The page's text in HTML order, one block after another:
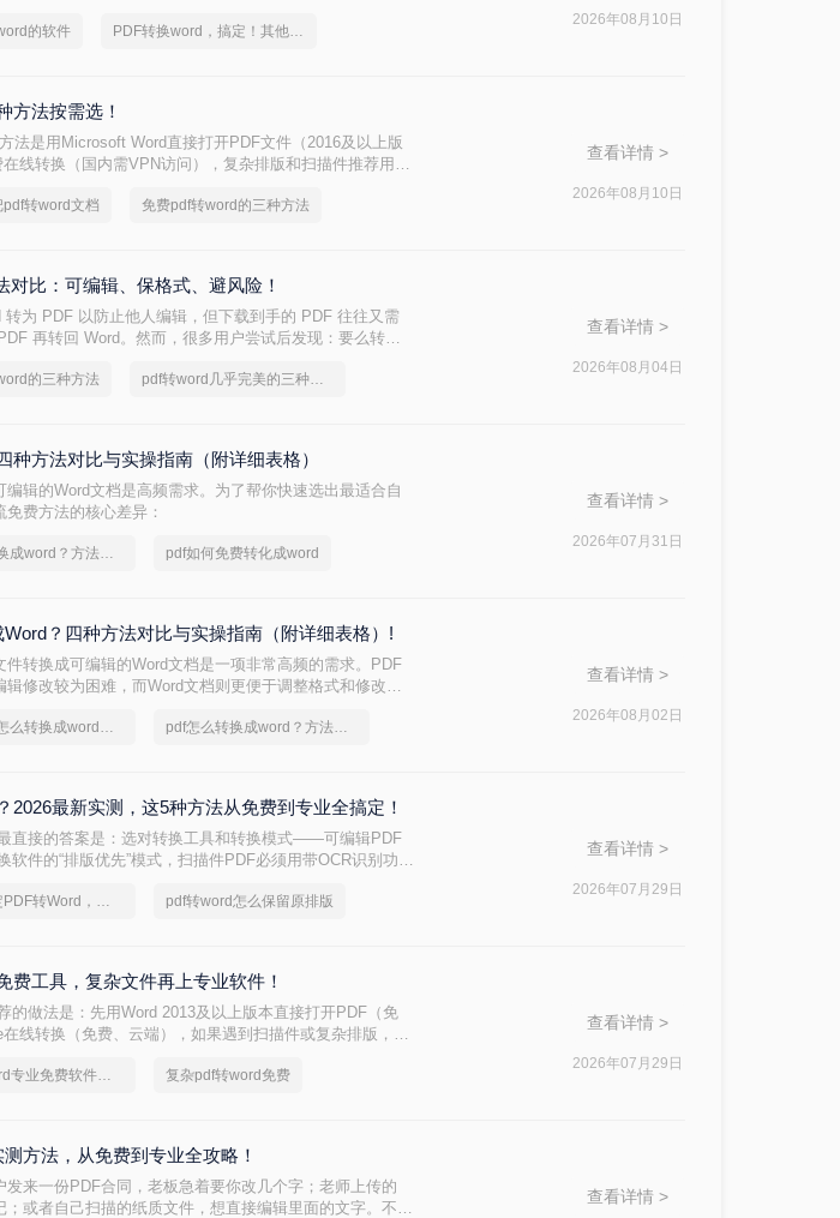
接用转转大师这类带OCR功能的专业工具更省事。下面四
的软件 PDF转换word，搞定！其他也能转。
2026年08月10日
方法按需选！
法是用Microsoft Word直接打开PDF文件（2016及以上版
线转换（国内需VPN访问），复杂排版和扫描件推荐用转
pdf转word文档 免费pdf转word的三种方法
查看详情 >
2026年08月10日
对比：可编辑、保格式、避风险！
为 PDF 以防止他人编辑，但下载到手的 PDF 往往又需
再转回 Word。然而，很多用户尝试后发现：要么转换
、批量能力 四个维度，对比三种主流方法，帮助您快速选
的三种方法 pdf转word几乎完美的三种方式
查看详情 >
2026年08月04日
种方法对比与实操指南（附详细表格）
辑的Word文档是高频需求。为了帮你快速选出最适合自
费方法的核心差异：
pdf怎么转换成word？方法详细解析 pdf如何免费转化成word
查看详情 >
2026年07月31日
？四种方法对比与实操指南（附详细表格）!
转换成可编辑的Word文档是一项非常高频的需求。PDF
修改较为困难，而Word文档则更便于调整格式和修改内
电脑上pdf怎么转换成word免费 pdf怎么转换成word？方法详细解析
查看详情 >
2026年08月02日
2026最新实测，这5种方法从免费到专业全搞定！
直接的答案是：选对转换工具和转换模式——可编辑PDF
软件的“排版优先”模式，扫描件PDF必须用带OCR识别功能
一分钟搞定PDF转Word，这2种简单方法，任意选择 pdf转word怎么保留原排版
查看详情 >
2026年07月29日
费工具，复杂文件再上专业软件！
的做法是：先用Word 2013及以上版本直接打开PDF（免
线转换（免费、云端），如果遇到扫描件或复杂排版，最
pDF转WOrd专业免费软件下载 复杂pdf转word免费
查看详情 >
2026年07月29日
方法，从免费到专业全攻略！
来一份PDF合同，老板急着要你改几个字；老师上传的
；或者自己扫描的纸质文件，想直接编辑里面的文字。不管
查看详情 >